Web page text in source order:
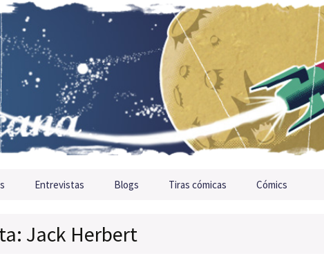
Entrevistas Blogs Tiras cómicas Cómics
Jack Herbert